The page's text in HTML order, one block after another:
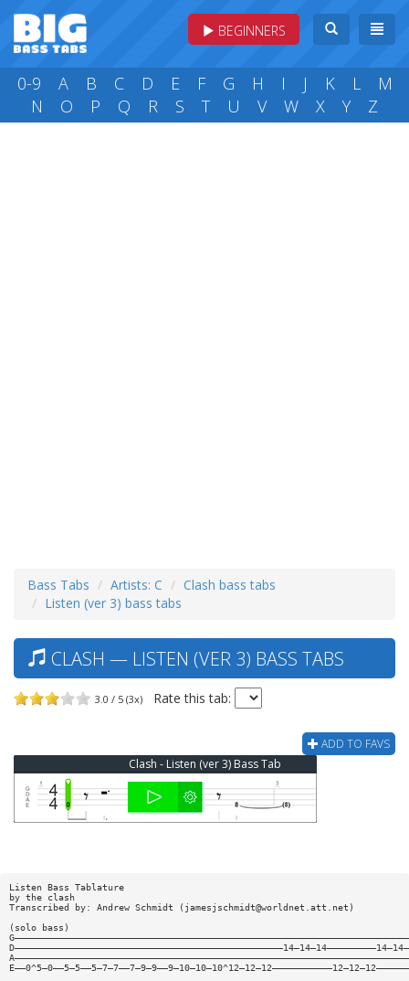
BEGINNERS
0-9 A B C D E F G H I J K L
M
N
O P Q R S T U V W X Y Z
Bass Tabs Artists: C
Clash bass tabs
Listen (ver 3) bass tabs
CLASH — LISTEN (VER 3) BASS TABS
3.0 / 5 (3x) Rate this tab:
ADD TO FAVS
Clash - Listen (ver 3) Bass Tab
Listen Bass Tablature
by the clash
Transcribed by: Andrew Schmidt ( jamesjschmidt@worldnet.att.net )
(solo bass)